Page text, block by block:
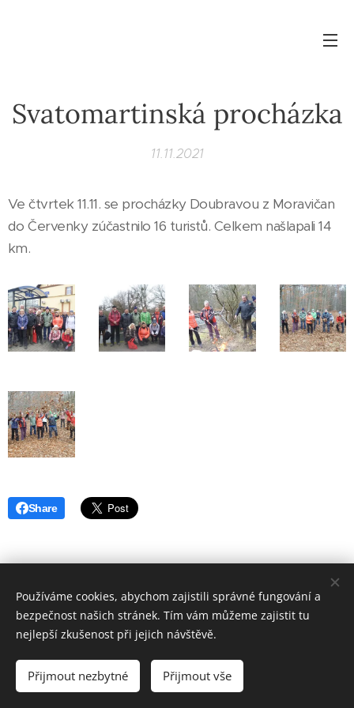
Svatomartinská procházka
11.11.2021
Ve čtvrtek 11.11. se procházky Doubravou z Moravičan
do Červenky zúčastnilo 16 turistů. Celkem našlapali 14
km.
Share
© 2019 Hostinec u nádraží Červenka | Všechna práva vyhrazena
Vytvořeno službouWebnode
Používáme cookies, abychom zajistili správné fungování a
bezpečnost našich stránek. Tím vám můžeme zajistit tu
nejlepší zkušenost při jejich návštěvě.
Přijmout nezbytné Přijmout vše